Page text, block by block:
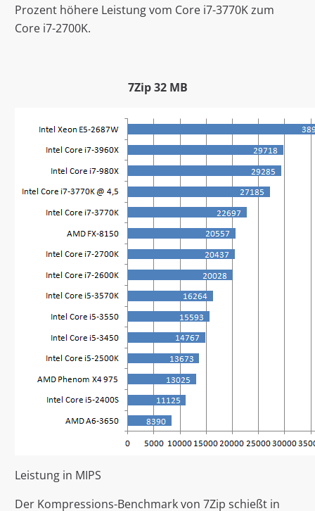
Prozent höhere Leistung vom Core i7-3770K zum
Core i7-2700K.
7Zip 32 MB
Leistung in MIPS
Der Kompressions-Benchmark von 7Zip schießt in